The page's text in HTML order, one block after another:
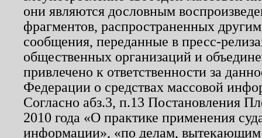
они являются дословным
фрагментов, распространенных
сообщения, переданные в пресс-
общественных организаций и
привлечено к ответственности за
Федерации о средствах массовой
Согласно абз.3, п.13 Постановления
2010 года «О практике применения
информации», «по делам, вытекающим